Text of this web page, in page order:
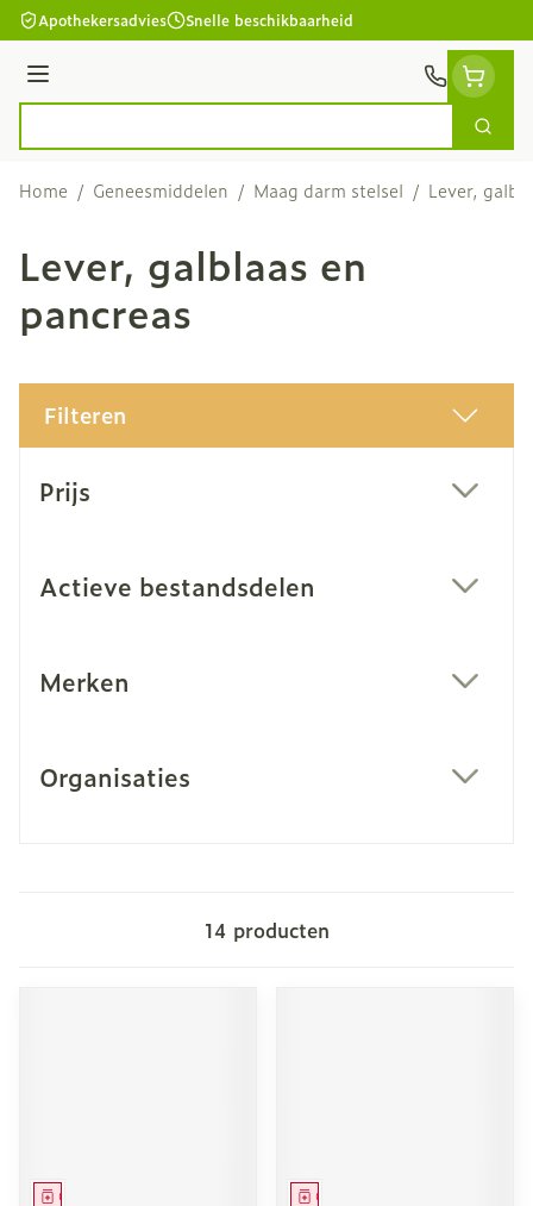
Ga naar de inhoud
Apothekersadvies Snelle beschikbaarheid
Menu
Zoek
Home / Geneesmiddelen / Maag darm stelsel / Lever,
Lever, galblaas en
pancreas
Filteren
Prijs
Actieve bestandsdelen
Merken
Organisaties
14 producten
Geneesmiddel Geneesmiddel